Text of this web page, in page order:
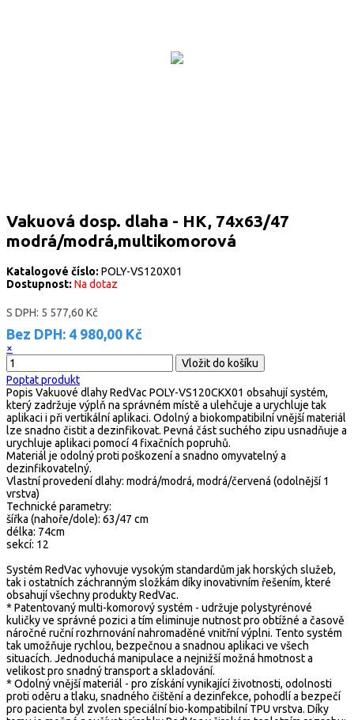
Vakuová dosp. dlaha - HK, 74x63/47
modrá/modrá,multikomorová
Katalogové číslo: POLY-VS120X01
Dostupnost: Na dotaz
S DPH: 5 577,60 Kč
Bez DPH: 4 980,00 Kč
×
Poptat produkt
Popis Vakuové dlahy RedVac POLY-VS120CKX01 obsahují systém,
který zadržuje výplň na správném místě a ulehčuje a urychluje tak
aplikaci i při vertikální aplikaci. Odolný a biokompatibilní vnější materiál
lze snadno čistit a dezinfikovat. Pevná část suchého zipu usnadňuje a
urychluje aplikaci pomocí 4 fixačních popruhů.
Materiál je odolný proti poškození a snadno omyvatelný a
dezinfikovatelný.
Vlastní provedení dlahy: modrá/modrá, modrá/červená (odolnější 1
vrstva)
Technické parametry:
šířka (nahoře/dole): 63/47 cm
délka: 74cm
sekcí: 12
Systém RedVac vyhovuje vysokým standardům jak horských služeb,
tak i ostatních záchranným složkám díky inovativním řešením, které
obsahují všechny produkty RedVac.
* Patentovaný multi-komorový systém - udržuje polystyrénové
kuličky ve správné pozici a tím eliminuje nutnost pro obtížné a časově
náročné ruční rozhrnování nahromaděné vnitřní výplni. Tento systém
tak umožňuje rychlou, bezpečnou a snadnou aplikaci ve všech
situacích. Jednoduchá manipulace a nejnižší možná hmotnost a
velikost pro snadný transport a skladování.
* Odolný vnější materiál - pro získání vynikající životnosti, odolnosti
proti oděru a tlaku, snadného čištění a dezinfekce, pohodlí a bezpečí
pro pacienta byl zvolen speciální bio-kompatibilní TPU vrstva. Díky